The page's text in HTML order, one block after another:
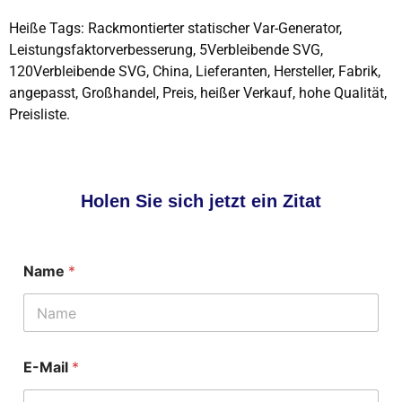
Heiße Tags: Rackmontierter statischer Var-Generator,
Leistungsfaktorverbesserung, 5Verbleibende SVG,
120Verbleibende SVG, China, Lieferanten, Hersteller, Fabrik,
angepasst, Großhandel, Preis, heißer Verkauf, hohe Qualität,
Preisliste.
Holen Sie sich jetzt ein Zitat
Name *
a
c
E-Mail *